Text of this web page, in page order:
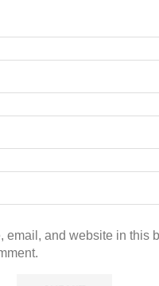
email, and website in this